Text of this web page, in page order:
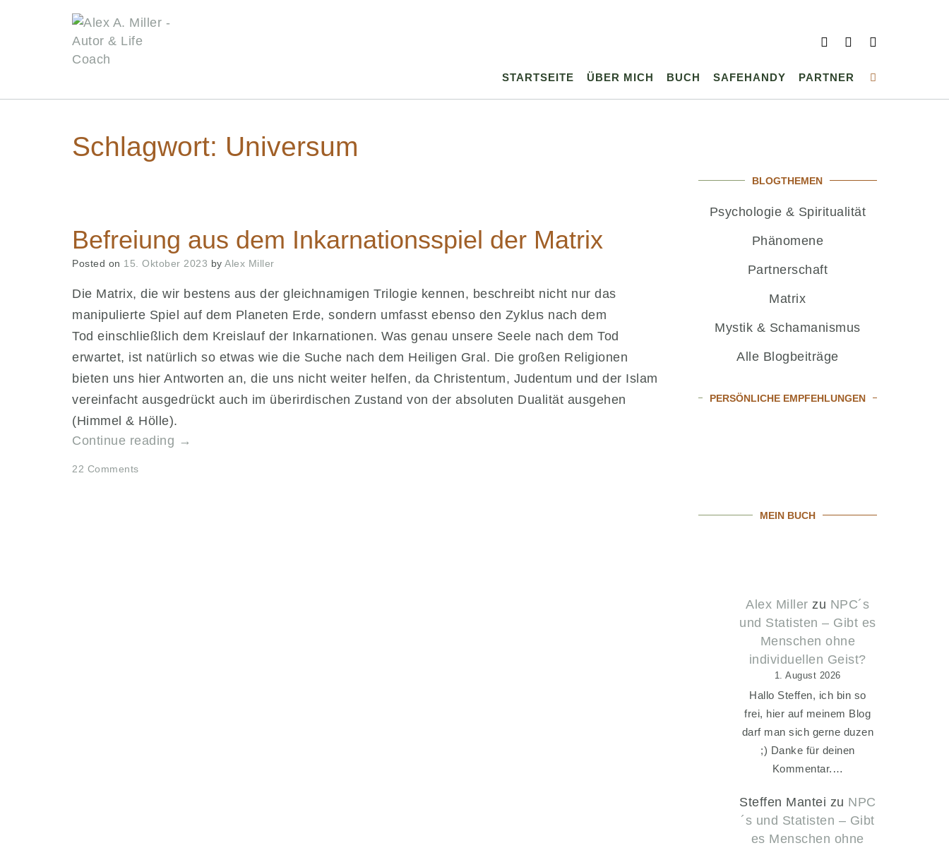
STARTSEITE ÜBER MICH BUCH SAFEHANDY PARTNER
Schlagwort: Universum
Befreiung aus dem Inkarnationsspiel der Matrix
Posted on 15. Oktober 2023 by Alex Miller
Die Matrix, die wir bestens aus der gleichnamigen Trilogie kennen, beschreibt nicht nur das
manipulierte Spiel auf dem Planeten Erde, sondern umfasst ebenso den Zyklus nach dem
Tod einschließlich dem Kreislauf der Inkarnationen. Was genau unsere Seele nach dem Tod
erwartet, ist natürlich so etwas wie die Suche nach dem Heiligen Gral. Die großen Religionen
bieten uns hier Antworten an, die uns nicht weiter helfen, da Christentum, Judentum und der Islam
vereinfacht ausgedrückt auch im überirdischen Zustand von der absoluten Dualität ausgehen
(Himmel & Hölle).
Continue reading „Befreiung
→
22 Comments
BLOGTHEMEN
Psychologie & Spiritualität
Phänomene
Partnerschaft
Matrix
Mystik & Schamanismus
Alle Blogbeiträge
PERSÖNLICHE EMPFEHLUNGEN
MEIN BUCH
Alex Miller zu NPC´s
und Statisten – Gibt es
Menschen ohne
individuellen Geist?
1. August 2026
Hallo Steffen, ich bin so
frei, hier auf meinem Blog
darf man sich gerne duzen
;) Danke für deinen
Kommentar.…
Steffen Mantei zu NPC
´s und Statisten – Gibt
es Menschen ohne